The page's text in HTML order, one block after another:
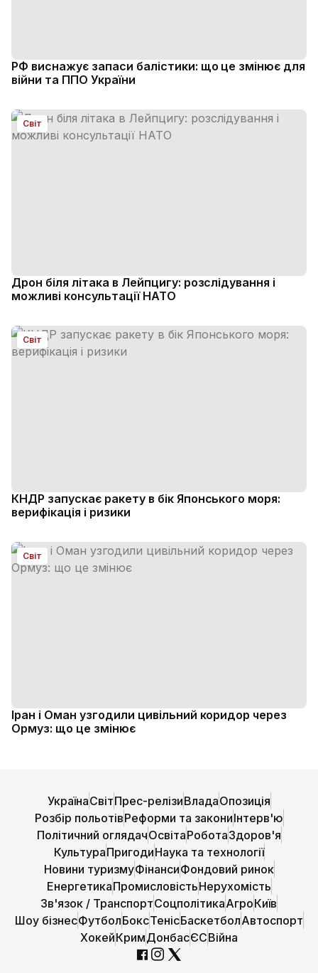
РФ виснажує запаси балістики: що це змінює для
війни та ППО України
Світ
Дрон біля літака в Лейпцигу: розслідування і
можливі консультації НАТО
Світ
КНДР запускає ракету в бік Японського моря:
верифікація і ризики
Світ
Іран і Оман узгодили цивільний коридор через
Ормуз: що це змінює
УкраїнаСвітПрес-релізиВладаОпозиція
Розбір польотівРеформи та закониІнтерв'ю
Політичний оглядачОсвітаРоботаЗдоров'я
КультураПригодиНаука та технології
Новини туризмуФінансиФондовий ринок
ЕнергетикаПромисловістьНерухомість
Зв'язок / ТранспортСоцполітикаАгроКиїв
Шоу бізнесФутболБоксТенісБаскетболАвтоспорт
ХокейКримДонбасЄСВійна